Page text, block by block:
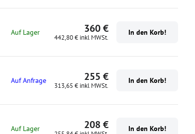
Auf Lager 360 €
442,80 € inkl MWSt.
In den Korb!
Auf Anfrage 255 €
313,65 € inkl MWSt.
In den Korb!
Auf Lager 208 € In den Korb!